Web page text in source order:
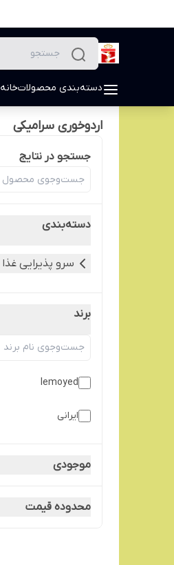
دسته‌بندی محصولاتخانه
اردوخوری سرامیکی
جستجو در نتایج
دسته‌بندی
سرو پذیرایی غذا
برند
lemoyed
ایرانی
موجودی
محدوده قیمت